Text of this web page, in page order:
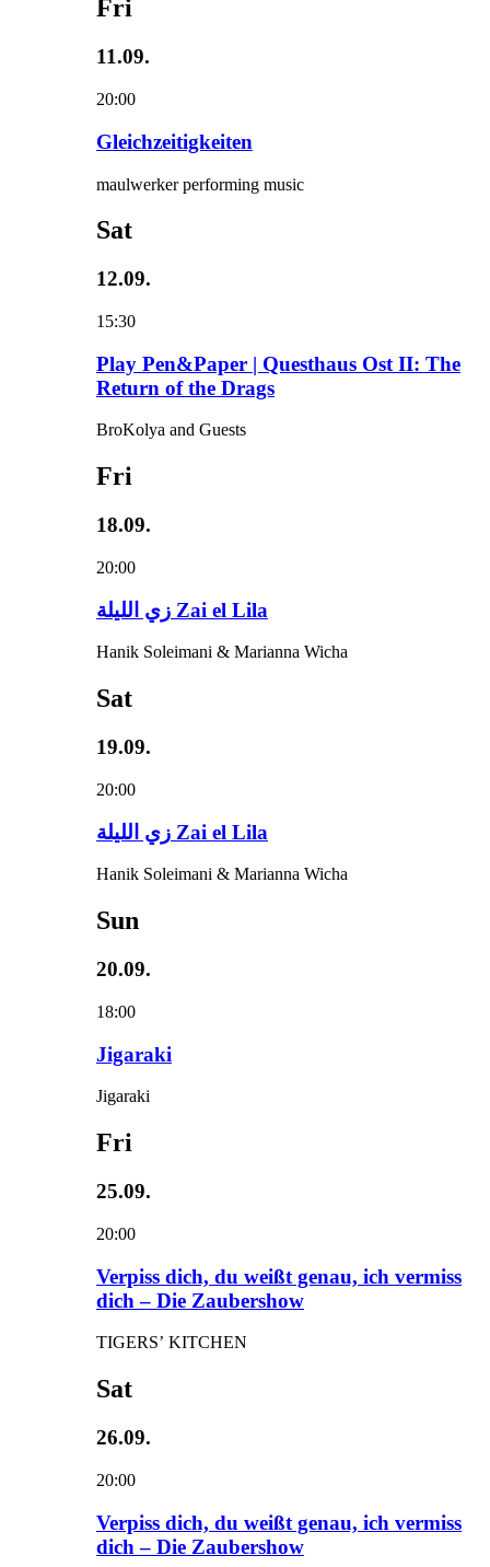
Fri
11.09.
20:00
Gleichzeitigkeiten
maulwerker performing music
Sat
12.09.
15:30
Play Pen&Paper | Questhaus Ost II: The
Return of the Drags
BroKolya and Guests
Fri
18.09.
20:00
زي‌ اللیلة Zai el Lila
Hanik Soleimani & Marianna Wicha
Sat
19.09.
20:00
زي‌ اللیلة Zai el Lila
Hanik Soleimani & Marianna Wicha
Sun
20.09.
18:00
Jigaraki
Jigaraki
Fri
25.09.
20:00
Verpiss dich, du weißt genau, ich vermiss
dich – Die Zaubershow
TIGERS’ KITCHEN
Sat
26.09.
20:00
Verpiss dich, du weißt genau, ich vermiss
dich – Die Zaubershow